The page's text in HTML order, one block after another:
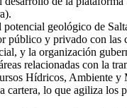
potencial geológico de
público y privado con las
y la organización
relacionadas con la
Hídricos, Ambiente y
cartera, lo que agiliza los